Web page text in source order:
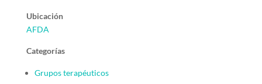
Ubicación
AFDA
Categorías
Grupos terapéuticos